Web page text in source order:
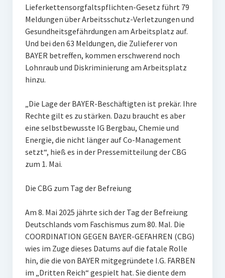
Lieferkettensorgfaltspflichten-Gesetz führt 79
Meldungen über Arbeitsschutz-Verletzungen und
Gesundheitsgefährdungen am Arbeitsplatz auf.
Und bei den 63 Meldungen, die Zulieferer von
BAYER betreffen, kommen erschwerend noch
Lohnraub und Diskriminierung am Arbeitsplatz
hinzu.
„Die Lage der BAYER-Beschäftigten ist prekär. Ihre
Rechte gilt es zu stärken. Dazu braucht es aber
eine selbstbewusste IG Bergbau, Chemie und
Energie, die nicht länger auf Co-Management
setzt“, hieß es in der Pressemitteilung der CBG
zum 1. Mai.
Die CBG zum Tag der Befreiung
Am 8. Mai 2025 jährte sich der Tag der Befreiung
Deutschlands vom Faschismus zum 80. Mal. Die
COORDINATION GEGEN BAYER-GEFAHREN (CBG)
wies im Zuge dieses Datums auf die fatale Rolle
hin, die die von BAYER mitgegründete I.G. FARBEN
im „Dritten Reich“ gespielt hat. Sie diente dem